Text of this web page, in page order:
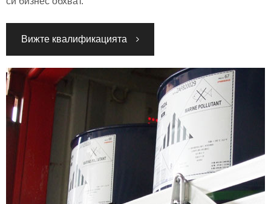
Вижте квалификацията